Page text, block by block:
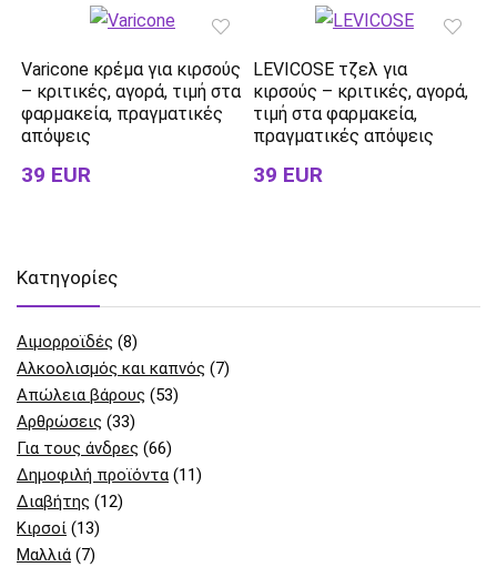
Varicone κρέμα για κιρσούς
– κριτικές, αγορά, τιμή στα
φαρμακεία, πραγματικές
απόψεις
39 EUR
LEVICOSE τζελ για
κιρσούς – κριτικές, αγορά,
τιμή στα φαρμακεία,
πραγματικές απόψεις
39 EUR
Kατηγορίες
Αιμορροϊδές (8)
Αλκοολισμός και καπνός (7)
Απώλεια βάρους (53)
Αρθρώσεις (33)
Για τους άνδρες (66)
Δημοφιλή προϊόντα (11)
Διαβήτης (12)
Κιρσοί (13)
Μαλλιά (7)